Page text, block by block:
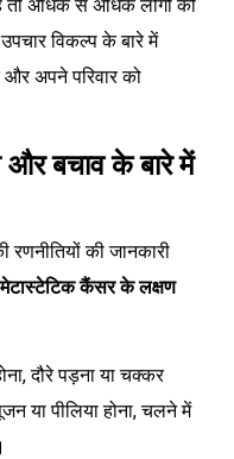
अधिक से अधिक लोगों को
विकल्प के बारे में
अपने परिवार को
बचाव के बारे में
रणनीतियों की जानकारी
मेटास्टेटिक कैंसर के लक्षण
दौरे पड़ना या चक्कर
या पीलिया होना, चलने में